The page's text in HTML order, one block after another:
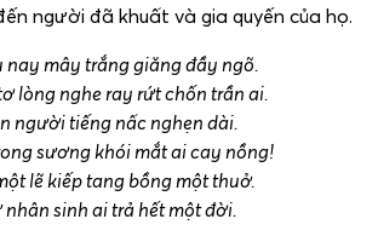
người đã khuất và gia quyến của họ.
nay mây trắng giăng đầy ngõ.
lòng nghe ray rứt chốn trần ai.
người tiếng nấc nghẹn dài.
sương khói mắt ai cay nồng!
lẽ kiếp tang bồng một thuở.
nhân sinh ai trả hết một đời.